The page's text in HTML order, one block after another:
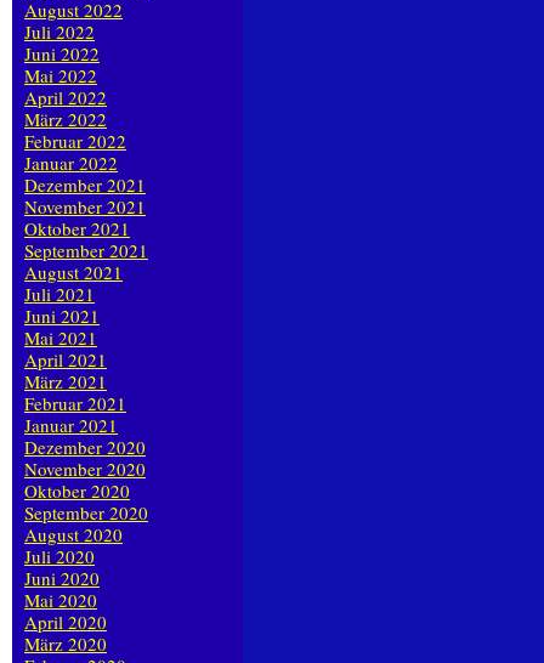
August 2022
Juli 2022
Juni 2022
Mai 2022
April 2022
März 2022
Februar 2022
Januar 2022
Dezember 2021
November 2021
Oktober 2021
September 2021
August 2021
Juli 2021
Juni 2021
Mai 2021
April 2021
März 2021
Februar 2021
Januar 2021
Dezember 2020
November 2020
Oktober 2020
September 2020
August 2020
Juli 2020
Juni 2020
Mai 2020
April 2020
März 2020